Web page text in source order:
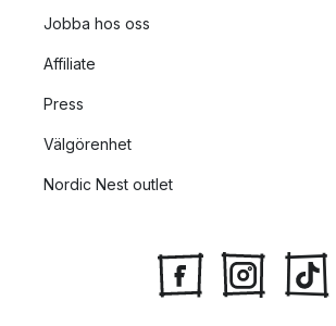
Jobba hos oss
Affiliate
Press
Välgörenhet
Nordic Nest outlet